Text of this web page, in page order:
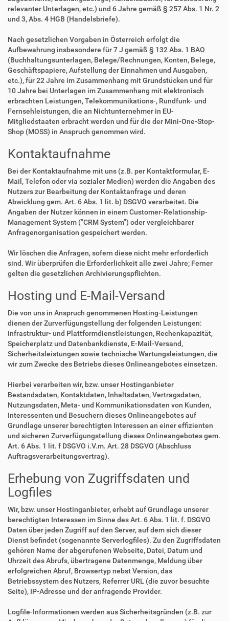
relevanter Unterlagen, etc.) und 6 Jahre gemäß § 257 Abs. 1 Nr. 2
und 3, Abs. 4 HGB (Handelsbriefe).
Nach gesetzlichen Vorgaben in Österreich erfolgt die
Aufbewahrung insbesondere für 7 J gemäß § 132 Abs. 1 BAO
(Buchhaltungsunterlagen, Belege/Rechnungen, Konten, Belege,
Geschäftspapiere, Aufstellung der Einnahmen und Ausgaben,
etc.), für 22 Jahre im Zusammenhang mit Grundstücken und für
10 Jahre bei Unterlagen im Zusammenhang mit elektronisch
erbrachten Leistungen, Telekommunikations-, Rundfunk- und
Fernsehleistungen, die an Nichtunternehmer in EU-
Mitgliedstaaten erbracht werden und für die der Mini-One-Stop-
Shop (MOSS) in Anspruch genommen wird.
Kontaktaufnahme
Bei der Kontaktaufnahme mit uns (z.B. per Kontaktformular, E-
Mail, Telefon oder via sozialer Medien) werden die Angaben des
Nutzers zur Bearbeitung der Kontaktanfrage und deren
Abwicklung gem. Art. 6 Abs. 1 lit. b) DSGVO verarbeitet. Die
Angaben der Nutzer können in einem Customer-Relationship-
Management System ("CRM System") oder vergleichbarer
Anfragenorganisation gespeichert werden.
Wir löschen die Anfragen, sofern diese nicht mehr erforderlich
sind. Wir überprüfen die Erforderlichkeit alle zwei Jahre; Ferner
gelten die gesetzlichen Archivierungspflichten.
Hosting und E-Mail-Versand
Die von uns in Anspruch genommenen Hosting-Leistungen
dienen der Zurverfügungstellung der folgenden Leistungen:
Infrastruktur- und Plattformdienstleistungen, Rechenkapazität,
Speicherplatz und Datenbankdienste, E-Mail-Versand,
Sicherheitsleistungen sowie technische Wartungsleistungen, die
wir zum Zwecke des Betriebs dieses Onlineangebotes einsetzen.
Hierbei verarbeiten wir, bzw. unser Hostinganbieter
Bestandsdaten, Kontaktdaten, Inhaltsdaten, Vertragsdaten,
Nutzungsdaten, Meta- und Kommunikationsdaten von Kunden,
Interessenten und Besuchern dieses Onlineangebotes auf
Grundlage unserer berechtigten Interessen an einer effizienten
und sicheren Zurverfügungstellung dieses Onlineangebotes gem.
Art. 6 Abs. 1 lit. f DSGVO i.V.m. Art. 28 DSGVO (Abschluss
Auftragsverarbeitungsvertrag).
Erhebung von Zugriffsdaten und
Logfiles
Wir, bzw. unser Hostinganbieter, erhebt auf Grundlage unserer
berechtigten Interessen im Sinne des Art. 6 Abs. 1 lit. f. DSGVO
Daten über jeden Zugriff auf den Server, auf dem sich dieser
Dienst befindet (sogenannte Serverlogfiles). Zu den Zugriffsdaten
gehören Name der abgerufenen Webseite, Datei, Datum und
Uhrzeit des Abrufs, übertragene Datenmenge, Meldung über
erfolgreichen Abruf, Browsertyp nebst Version, das
Betriebssystem des Nutzers, Referrer URL (die zuvor besuchte
Seite), IP-Adresse und der anfragende Provider.
Logfile-Informationen werden aus Sicherheitsgründen (z.B. zur